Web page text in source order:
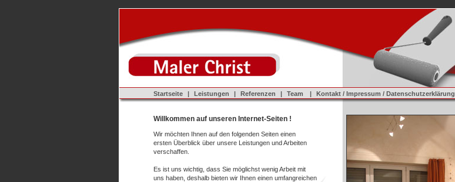
Startseite | Leistungen | Referenzen | Team | Kontakt / Impressum / Datenschutzerklärung
Willkommen auf unseren Internet-Seiten !
Wir möchten Ihnen auf den folgenden Seiten einen
ersten Überblick über unsere Leistungen und Arbeiten
verschaffen.
Es ist uns wichtig, dass Sie möglichst wenig Arbeit mit
uns haben, deshalb bieten wir Ihnen einen umfangreichen